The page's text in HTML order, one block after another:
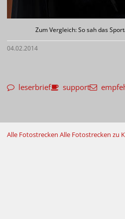
Zum Vergleich: So sah das
04.02.2014
leserbrief support
Alle Fotostrecken Alle Fotostrecken zu